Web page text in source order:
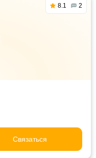
8.1 2
Связаться